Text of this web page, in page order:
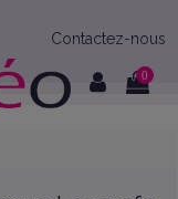
Contactez-nous
0